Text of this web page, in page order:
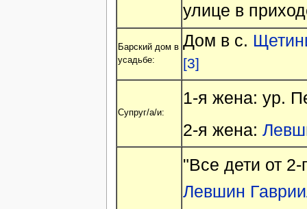
улице в
Барский дом в
усадьбе:
Дом в с.
[3]
Супруг/а/и:
1-я жена: ур.
2-я жена:
"Все дети от 2-
Левшин